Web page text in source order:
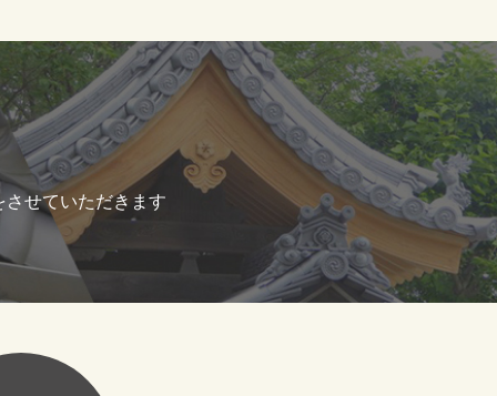
せていただきます